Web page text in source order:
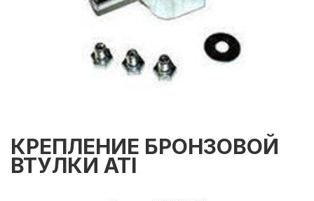
КРЕПЛЕНИЕ БРОНЗОВОЙ
ВТУЛКИ ATI